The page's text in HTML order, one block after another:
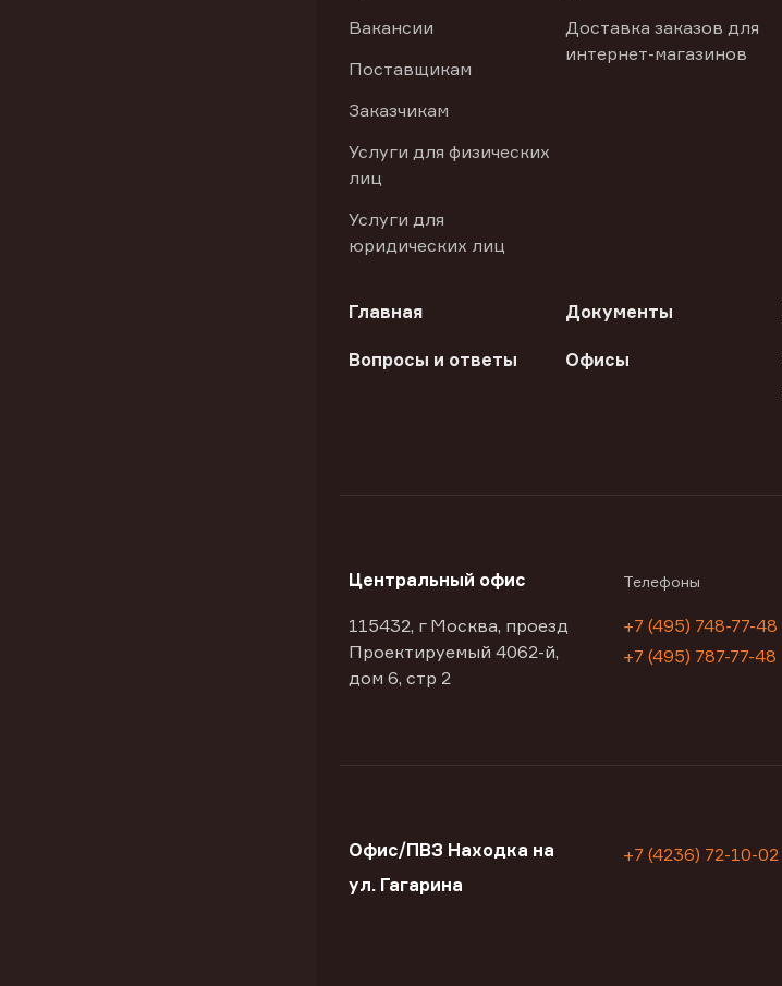
Вакансии
Поставщикам
Заказчикам
Услуги для физических
лиц
Услуги для
юридических лиц
Доставка заказов для
интернет-магазинов
Главная Документы
Вопросы и ответы Офисы
Центральный офис
115432, г Москва, проезд
Проектируемый 4062-й,
дом 6, стр 2
Телефоны
+7 (495) 748-77-48
+7 (495) 787-77-48
Офис/ПВЗ Находка на
ул. Гагарина
+7 (4236) 72-10-02